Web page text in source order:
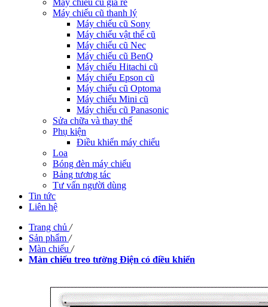
Máy chiếu cũ thanh lý
Máy chiếu cũ Sony
Máy chiếu vật thể cũ
Máy chiếu cũ Nec
Máy chiếu cũ BenQ
Máy chiếu Hitachi cũ
Máy chiếu Epson cũ
Máy chiếu cũ Optoma
Máy chiếu Mini cũ
Máy chiếu cũ Panasonic
Sửa chữa và thay thế
Phụ kiện
Điều khiển máy chiếu
Loa
Bóng đèn máy chiếu
Bảng tương tác
Tư vấn người dùng
Tin tức
Liên hệ
Trang chủ /
Sản phẩm /
Màn chiếu /
Màn chiếu treo tường Điện có điều khiển